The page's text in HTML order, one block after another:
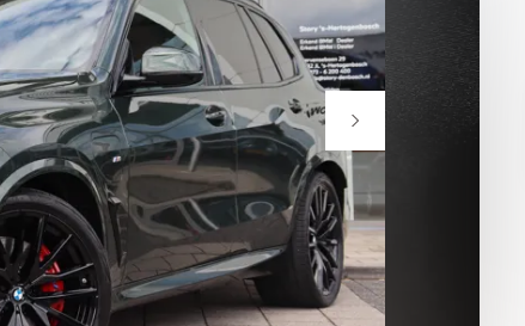
5-DEURS
COOPER WORKS
SMITH EDITION